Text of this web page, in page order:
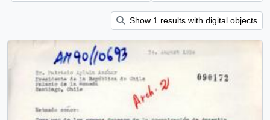
Show 1 results with digital objects